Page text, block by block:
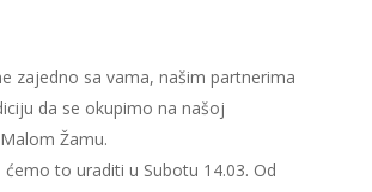
zajedno sa vama, našim partnerima
da se okupimo na našoj
Žamu.
ćemo to uraditi u Subotu 14.03. Od